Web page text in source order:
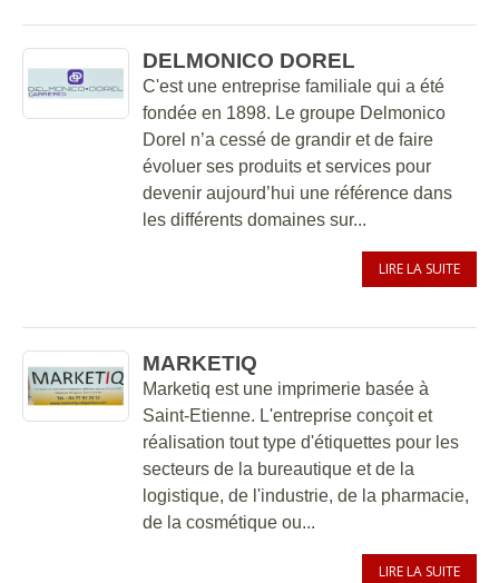
DELMONICO DOREL
C'est une entreprise familiale qui a été
fondée en 1898. Le groupe Delmonico
Dorel n’a cessé de grandir et de faire
évoluer ses produits et services pour
devenir aujourd’hui une référence dans
les différents domaines sur...
LIRE LA SUITE
MARKETIQ
Marketiq est une imprimerie basée à
Saint-Etienne. L'entreprise conçoit et
réalisation tout type d'étiquettes pour les
secteurs de la bureautique et de la
logistique, de l'industrie, de la pharmacie,
de la cosmétique ou...
LIRE LA SUITE